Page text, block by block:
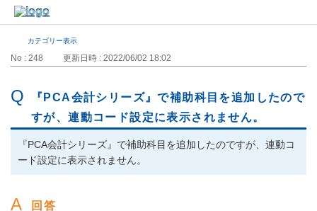
カテゴリー表示
No : 248 更新日時 : 2022/06/02 18:02
『PCA会計シリーズ』で補助科目を追加したので
すが、連動コード設定に表示されません。
『PCA会計シリーズ』で補助科目を追加したのですが、連動コ
ード設定に表示されません。